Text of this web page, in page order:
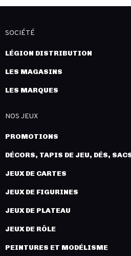
SOCIÉTÉ
LÉGION DISTRIBUTION
LES MAGASINS
LES MARQUES
NOS JEUX
PROMOTIONS
DÉCORS, TAPIS DE JEU, DÉS,
JEUX DE CARTES
JEUX DE FIGURINES
JEUX DE PLATEAU
JEUX DE RÔLE
PEINTURES ET MODÉLISME